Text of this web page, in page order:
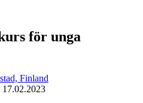
för unga
Finland